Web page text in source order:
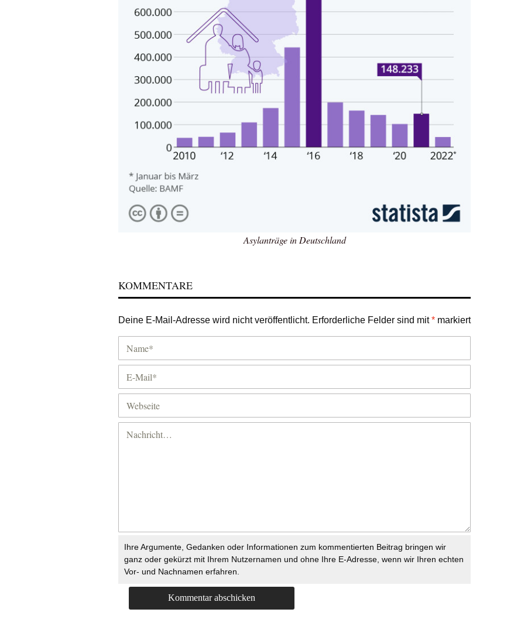
Asylanträge in Deutschland
KOMMENTARE
Deine E-Mail-Adresse wird nicht veröffentlicht. Erforderliche Felder sind mit* markiert
Ihre Argumente, Gedanken oder Informationen zum kommentierten Beitrag bringen wir
ganz oder gekürzt mit Ihrem Nutzernamen und ohne Ihre E-Adresse, wenn wir Ihren echten
Vor- und Nachnamen erfahren.